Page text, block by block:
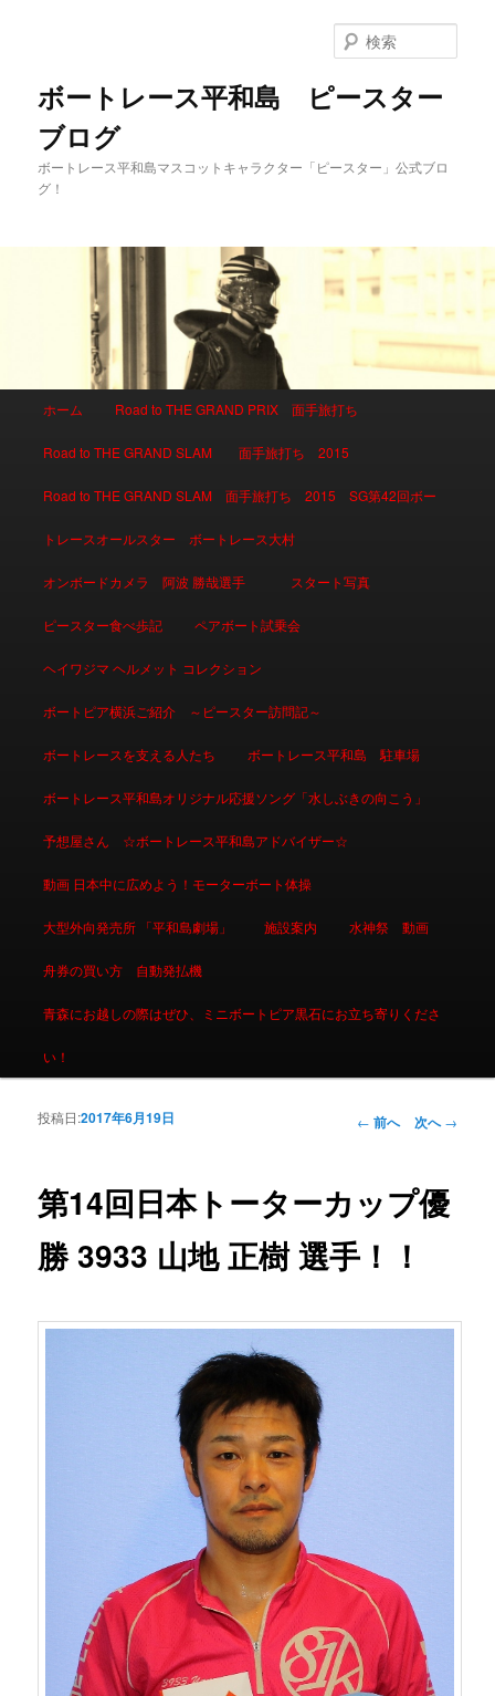
ボートレース平和島 ピースター
ブログ
ボートレース平和島マスコットキャラクター「ピースター」公式ブロ
グ！
索
メインコンテンツへ移動
サブコンテンツへ移動
ホーム Road to THE GRAND PRIX 面手旅打ち
Road to THE GRAND SLAM 面手旅打ち 2015
Road to THE GRAND SLAM 面手旅打ち 2015 SG第42回ボー
トレースオールスター ボートレース大村
オンボードカメラ 阿波 勝哉選手 スタート写真
ピースター食べ歩記 ペアボート試乗会
ヘイワジマ ヘルメット コレクション
ボートピア横浜ご紹介 ～ピースター訪問記～
ボートレースを支える人たち ボートレース平和島 駐車場
ボートレース平和島オリジナル応援ソング「水しぶきの向こう」
予想屋さん ☆ボートレース平和島アドバイザー☆
動画 日本中に広めよう！モーターボート体操
大型外向発売所 「平和島劇場」 施設案内 水神祭 動画
舟券の買い方 自動発払機
青森にお越しの際はぜひ、ミニボートピア黒石にお立ち寄りくださ
い！
投稿ナビゲーシ
← 前へ 次へ→
第14回日本トーターカップ優
勝 3933 山地 正樹 選手！！
投稿日:2017年6月19日